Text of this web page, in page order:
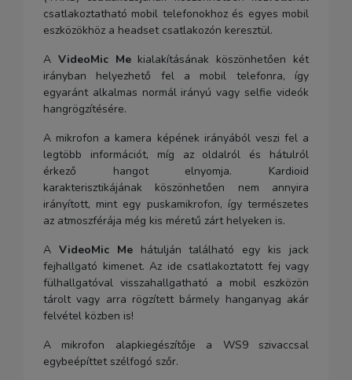
csatlakoztatható mobil telefonokhoz és egyes mobil
eszközökhöz a headset csatlakozón keresztül.
A VideoMic Mekialakításának köszönhetően két
irányban helyezhető fel a mobil telefonra, így
egyaránt alkalmas normál irányú vagy selfie videók
hangrögzítésére.
A mikrofon a kamera képének irányából veszi fel a
legtöbb információt, míg az oldalról és hátulról
érkező hangot elnyomja. Kardioid
karakterisztikájának köszönhetően nem annyira
irányított, mint egy puskamikrofon, így természetes
az atmoszférája még kis méretű zárt helyeken is.
A VideoMic Mehátulján található egy kis jack
fejhallgató kimenet. Az ide csatlakoztatott fej vagy
fülhallgatóval visszahallgatható a mobil eszközön
tárolt vagy arra rögzített bármely hanganyag akár
felvétel közben is!
A mikrofon alapkiegészítője a WS9 szivaccsal
egybeépíttet szélfogó szőr.